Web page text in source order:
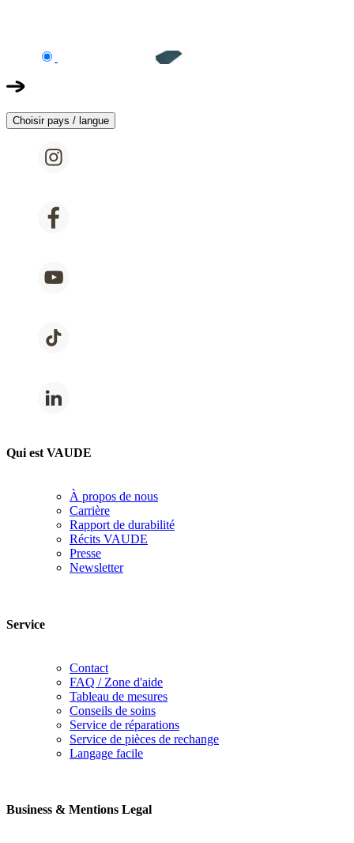
Choisir pays / langue
Qui est VAUDE
À propos de nous
Carrière
Rapport de durabilité
Récits VAUDE
Presse
Newsletter
Service
Contact
FAQ / Zone d'aide
Tableau de mesures
Conseils de soins
Service de réparations
Service de pièces de rechange
Langage facile
Business & Mentions Legal